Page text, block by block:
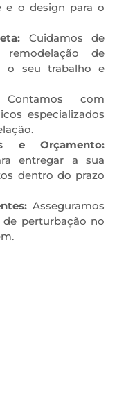
e o design para o
Cuidamos de
de
o seu trabalho e
com
especializados
e Orçamento:
entregar a sua
dentro do prazo
Asseguramos
perturbação no